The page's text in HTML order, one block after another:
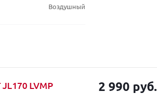
Воздушный
LVMP 2 990 руб.